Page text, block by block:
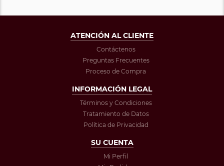
ATENCIÓN AL CLIENTE
Contáctenos
Preguntas Frecuentes
Proceso de Compra
INFORMACIÓN LEGAL
Términos y Condiciones
Tratamiento de Datos
Política de Privacidad
SU CUENTA
Mi Perfil